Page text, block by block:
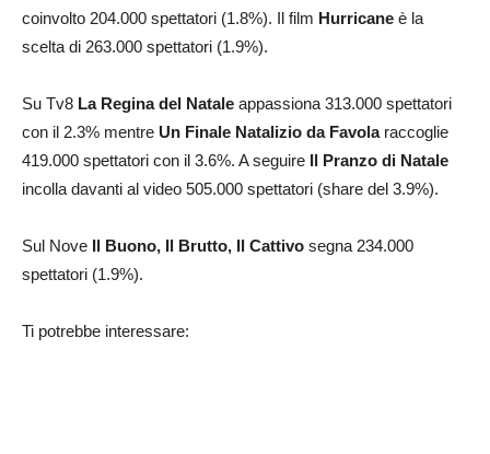
coinvolto 204.000 spettatori (1.8%). Il film Hurricane è la
scelta di 263.000 spettatori (1.9%).
Su Tv8 La Regina del Natale appassiona 313.000 spettatori
con il 2.3% mentre Un Finale Natalizio da Favolaraccoglie
419.000 spettatori con il 3.6%. A seguire Il Pranzo di Natale
incolla davanti al video 505.000 spettatori (share del 3.9%).
Sul Nove Il Buono, Il Brutto, Il Cattivo segna 234.000
spettatori (1.9%).
Ti potrebbe interessare: